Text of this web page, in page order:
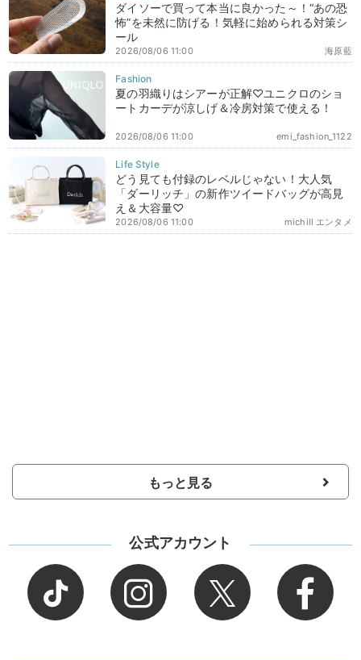
ダイソーで買って本当に良かった～！“あの恐
怖”を未然に防げる！気軽に始められる対策シ
ール
海原藍
2026/08/06 11:00
夏の羽織りはシアーが正解♡ユニクロのショ
ートカーデが涼しげ＆冷房対策で使える！
emi_fashion_1122
2026/08/06 11:00
どう見ても付録のレベルじゃない！大人気
「ダーリッチ」の新作ツイードバッグが高見
え＆大容量♡
michill エンタメ
2026/08/06 11:00
もっと見る
公式アカウント